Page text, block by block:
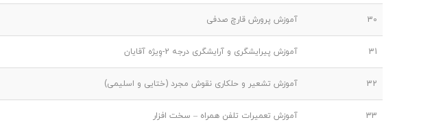
30 آموزش پرورش قارچ صدفی
31 آموزش پیرایشگری و آرایشگری درجه 2-وِیژه آقایان
32 آموزش تشعیر و حلکاری نقوش مجرد (ختایی و اسلیمی)
33 آموزش تعمیرات تلفن همراه – سخت افزار